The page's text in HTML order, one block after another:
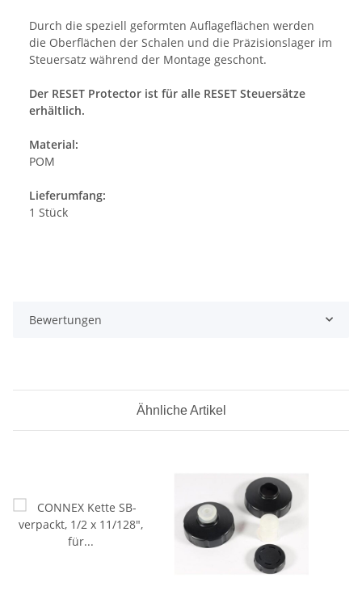
Durch die speziell geformten Auflageflächen werden
die Oberflächen der Schalen und die Präzisionslager im
Steuersatz während der Montage geschont.
Der RESET Protector ist für alle RESET Steuersätze
erhältlich.
Material:
POM
Lieferumfang:
1 Stück
Bewertungen
Ähnliche Artikel